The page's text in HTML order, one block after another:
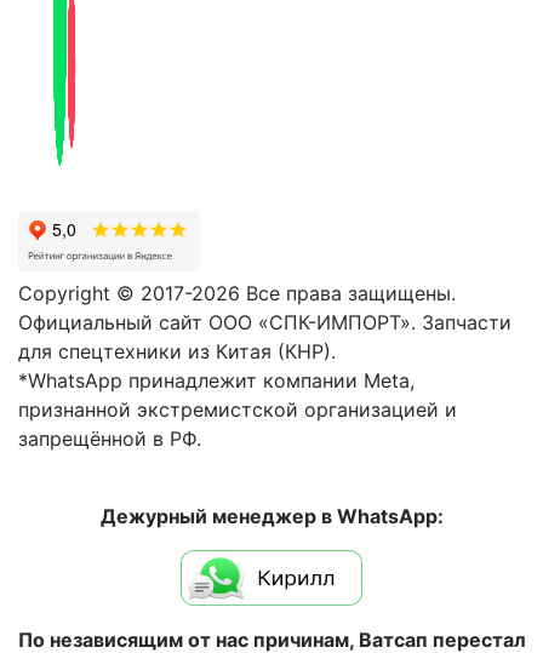
Copyright © 2017-2026 Все права защищены.
Официальный сайт ООО «СПК-ИМПОРТ». Запчасти
для спецтехники из Китая (КНР).
*WhatsApp принадлежит компании Meta,
признанной экстремистской организацией и
запрещённой в РФ.
Дежурный менеджер в WhatsApp:
По независящим от нас причинам, Ватсап перестал